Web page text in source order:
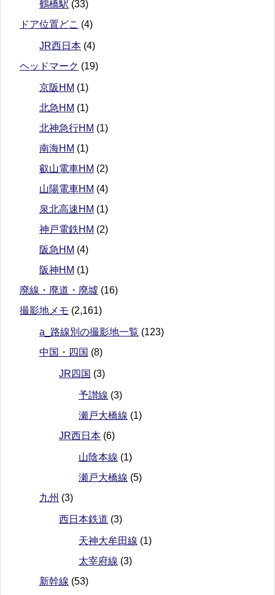
鶴橋駅 (33)
ドア位置どこ (4)
JR西日本 (4)
ヘッドマーク (19)
京阪HM (1)
北急HM (1)
北神急行HM (1)
南海HM (1)
叡山電車HM (2)
山陽電車HM (4)
泉北高速HM (1)
神戸電鉄HM (2)
阪急HM (4)
阪神HM (1)
廃線・廃道・廃墟 (16)
撮影地メモ (2,161)
a_路線別の撮影地一覧 (123)
中国・四国 (8)
JR四国 (3)
予讃線 (3)
瀬戸大橋線 (1)
JR西日本 (6)
山陰本線 (1)
瀬戸大橋線 (5)
九州 (3)
西日本鉄道 (3)
天神大牟田線 (1)
太宰府線 (3)
新幹線 (53)